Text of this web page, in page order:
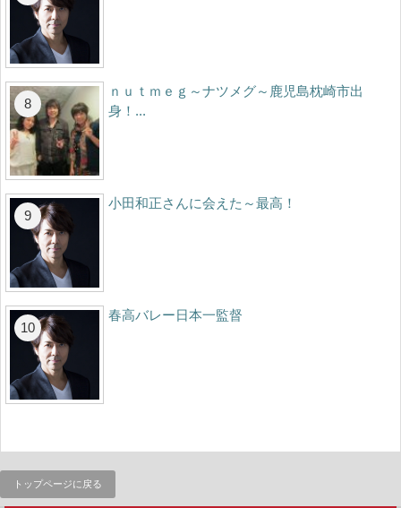
ｎｕｔｍｅｇ～ナツメグ～鹿児島枕崎市出
身！...
小田和正さんに会えた～最高！
春高バレー日本一監督
トップページに戻る